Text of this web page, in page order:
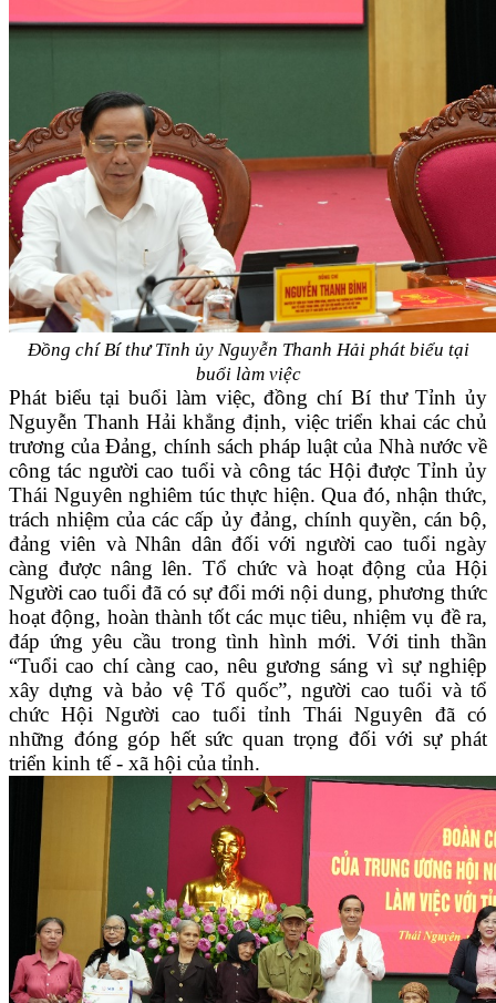
Đồng chí Bí thư Tỉnh ủy Nguyễn Thanh Hải phát biểu tại
buổi làm việc
Phát biểu tại buổi làm việc, đồng chí Bí thư Tỉnh ủy
Nguyễn Thanh Hải khẳng định, việc triển khai các chủ
trương của Đảng, chính sách pháp luật của Nhà nước về
công tác người cao tuổi và công tác Hội được Tỉnh ủy
Thái Nguyên nghiêm túc thực hiện. Qua đó, nhận thức,
trách nhiệm của các cấp ủy đảng, chính quyền, cán bộ,
đảng viên và Nhân dân đối với người cao tuổi ngày
càng được nâng lên. Tổ chức và hoạt động của Hội
Người cao tuổi đã có sự đổi mới nội dung, phương thức
hoạt động, hoàn thành tốt các mục tiêu, nhiệm vụ đề ra,
đáp ứng yêu cầu trong tình hình mới. Với tinh thần
“Tuổi cao chí càng cao, nêu gương sáng vì sự nghiệp
xây dựng và bảo vệ Tổ quốc”, người cao tuổi và tổ
chức Hội Người cao tuổi tỉnh Thái Nguyên đã có
những đóng góp hết sức quan trọng đối với sự phát
triển kinh tế - xã hội của tỉnh.